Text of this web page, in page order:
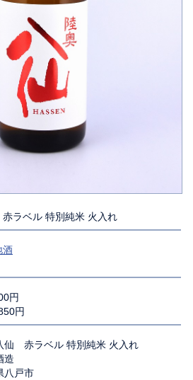
ラベル 特別純米 火入れ
酒
円
円
ベル 特別純米 火入れ
戸市